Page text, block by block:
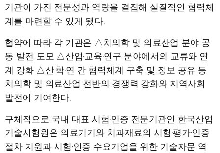
기관이 가진 전문성과 역량을 결집해 실질적인 협력체
계를 마련할 수 있게 됐다.
협약에 따라 각 기관은 △치의학 및 의료산업 분야 공
동 발전 도모 △산업·교육·연구 분야에서의 교류와 연
계 강화 △산·학·연 간 협력체계 구축 및 정보 공유 등
치의학 및 의료산업 전반의 경쟁력 강화와 지역사회
발전에 기여한다.
구체적으로 국내 대표 시험·인증 전문기관인 한국산업
기술시험원은 의료기기와 치과재료의 시험·평가·인증
절차 지원과 시험·인증 수요기업을 위한 기술자문 역